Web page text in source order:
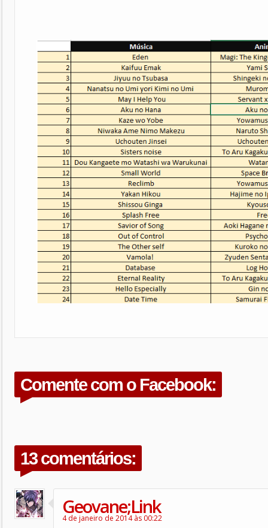
Comente com o Facebook:
13 comentários:
Geovane;Link
4 de janeiro de 2014 às 00:22